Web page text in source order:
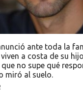
ante toda la
a costa de su
no supe qué
miró al suelo.